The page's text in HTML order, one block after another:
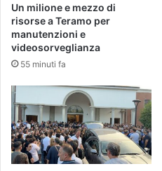
Un milione e mezzo di
risorse a Teramo per
manutenzioni e
videosorveglianza
55 minuti fa